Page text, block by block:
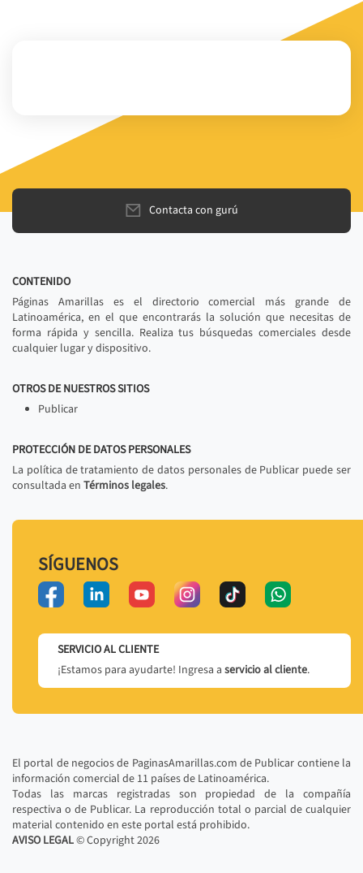
Contacta con gurú
CONTENIDO
Páginas Amarillas es el directorio comercial más grande de
Latinoamérica, en el que encontrarás la solución que necesitas de
forma rápida y sencilla. Realiza tus búsquedas comerciales desde
cualquier lugar y dispositivo.
OTROS DE NUESTROS SITIOS
Publicar
PROTECCIÓN DE DATOS PERSONALES
La política de tratamiento de datos personales de Publicar puede ser
consultada en Términos legales.
SÍGUENOS
SERVICIO AL CLIENTE
¡Estamos para ayudarte! Ingresa a servicio al cliente.
El portal de negocios de PaginasAmarillas.com de Publicar contiene la
información comercial de 11 países de Latinoamérica.
Todas las marcas registradas son propiedad de la compañía
respectiva o de Publicar. La reproducción total o parcial de cualquier
material contenido en este portal está prohibido.
AVISO LEGAL© Copyright2026